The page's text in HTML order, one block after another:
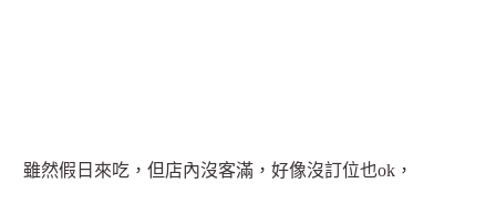
雖然假日來吃，但店內沒客滿，好像沒訂位也ok，